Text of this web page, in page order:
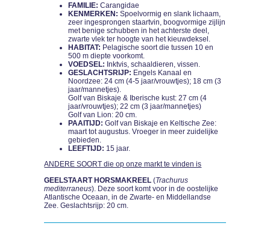
FAMILIE: Carangidae
KENMERKEN: Spoelvormig en slank lichaam,
zeer ingesprongen staartvin, boogvormige zijlijn
met benige schubben in het achterste deel,
zwarte vlek ter hoogte van het kieuwdeksel.
HABITAT: Pelagische soort die tussen 10 en
500 m diepte voorkomt.
VOEDSEL: Inktvis, schaaldieren, vissen.
GESLACHTSRIJP: Engels Kanaal en
Noordzee: 24 cm (4-5 jaar/vrouwtjes); 18 cm (3
jaar/mannetjes).
Golf van Biskaje & Iberische kust: 27 cm (4
jaar/vrouwtjes); 22 cm (3 jaar/mannetjes)
Golf van Lion: 20 cm.
PAAITIJD:Golf van Biskaje en Keltische Zee:
maart tot augustus. Vroeger in meer zuidelijke
gebieden.
LEEFTIJD: 15 jaar.
ANDERE SOORT die op onze markt te vinden is
GEELSTAART HORSMAKREEL (Trachurus
mediterraneus). Deze soort komt voor in de oostelijke
Atlantische Oceaan, in de Zwarte- en Middellandse
Zee. Geslachtsrijp: 20 cm.